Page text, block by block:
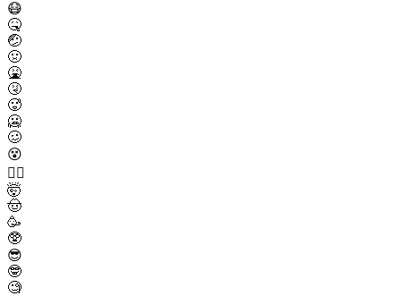
😷
🤒
🤕
🤢
🤮
🤧
🥵
🥶
🥴
😵
😵‍💫
🤯
🤠
🥳
🥸
😎
🤓
🧐